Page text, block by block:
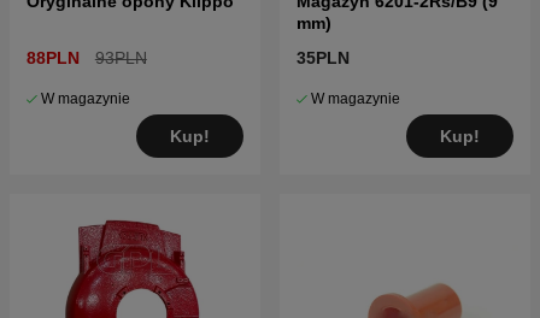
88PLN 93PLN
W magazynie
Kup!
mm)
35PLN
W magazynie
Kup!